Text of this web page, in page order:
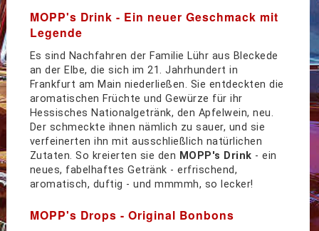
MOPP's Drink - Ein neuer Geschmack mit
Legende
Es sind Nachfahren der Familie Lühr aus Bleckede
an der Elbe, die sich im 21. Jahrhundert in
Frankfurt am Main niederließen. Sie entdeckten die
aromatischen Früchte und Gewürze für ihr
Hessisches Nationalgetränk, den Apfelwein, neu.
Der schmeckte ihnen nämlich zu sauer, und sie
verfeinerten ihn mit ausschließlich natürlichen
Zutaten. So kreierten sie den MOPP's Drink - ein
neues, fabelhaftes Getränk - erfrischend,
aromatisch, duftig - und mmmmh, so lecker!
MOPP's Drops - Original Bonbons